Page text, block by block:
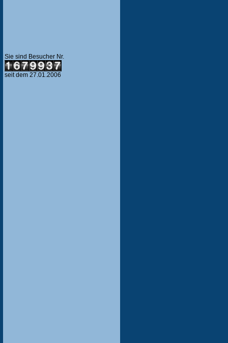
Sie sind Besucher Nr.
seit dem 27.01.2006